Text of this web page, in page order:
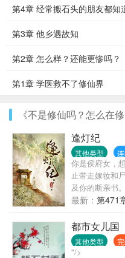
第4章 经常搬石头的朋友都知
第3章 他乡遇故知
第2章 怎么样？还能更惨吗？
第1章 学医救不了修仙界
《不是修仙吗？怎么在
逢灯纪
其他类型
你是侯府女，
止带走嫁妆和
及你的断亲书
想要过回正常
姓，还让你得
离苦海？接了
靠。……逢灯，
托的存在。从
最新： 第471
都市女儿国
其他类型
"/>